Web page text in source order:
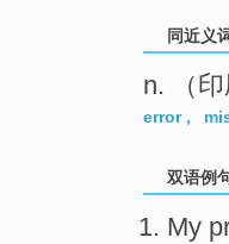
同近义
n. （
error,
双语例
My